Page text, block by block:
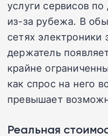
услуги сервисов
из-за рубежа. В
сетях электроники
держатель
крайне
как спрос на него
превышает
Реальная